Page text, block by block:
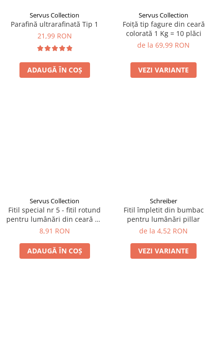
Servus Collection
Parafină ultrarafinată Tip 1
21,99 RON
ADAUGĂ ÎN COȘ
Servus Collection
Foiță tip fagure din ceară
colorată 1 Kg = 10 plăci
de la 69,99 RON
VEZI VARIANTE
Servus Collection
Fitil special nr 5 - fitil rotund
pentru lumânări din ceară de
albine
8,91 RON
ADAUGĂ ÎN COȘ
Schreiber
Fitil împletit din bumbac
pentru lumânări pillar
de la 4,52 RON
VEZI VARIANTE